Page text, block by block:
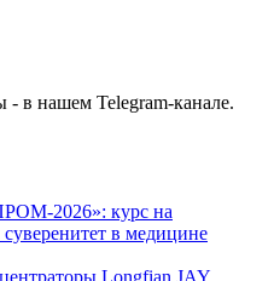
в нашем Telegram-канале.
2026»: курс на
в медицине
Longfian JAY